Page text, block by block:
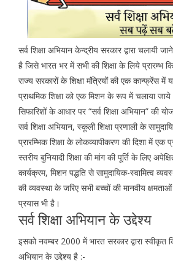
सर्व शिक्षा अभियान केन्द्रीय सरकार द्वारा चलायी
है जिसे भारत भर में सभी की शिक्षा के लिये प्रारम्भ
राज्य सरकारों के शिक्षा मंत्रियों की एक कान्फ्रेंस में
प्राथमिक शिक्षा को एक मिशन के रूप में चलाया
सिफारिशों के आधार पर “सर्व शिक्षा अभियान” की
सर्व शिक्षा अभियान, स्कूली शिक्षा प्रणाली के
प्रारम्भिक शिक्षा के लोकव्यापीकरण की दिशा में
स्तरीय बुनियादी शिक्षा की मांग की पूर्ति के लिए
कार्यक्रम, मिशन पद्धति से सामुदायिक-स्वामित्व
की व्यवस्था के जरिए सभी बच्चों की मानवीय
प्रयास भी है।
सर्व शिक्षा अभियान के उद्देश्य
इसको नवम्बर 2000 में भारत सरकार द्वारा स्वीकृत
अभियान के उद्देश्य है :-